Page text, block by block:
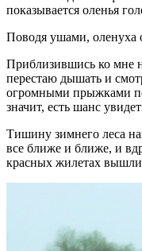
показывается оленья
Поводя ушами, оленуха
Приблизившись ко мне
перестаю дышать и
огромными прыжками
значит, есть шанс
Тишину зимнего леса
все ближе и ближе, и
красных жилетах